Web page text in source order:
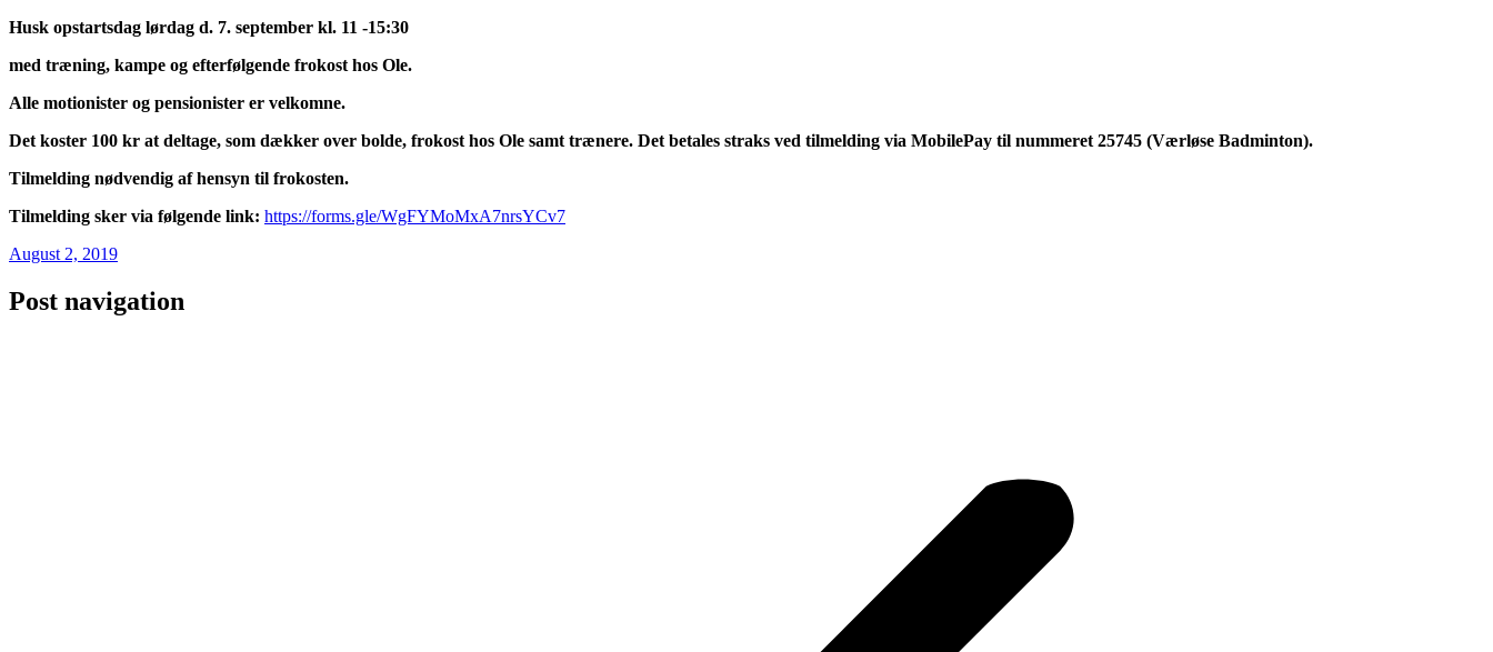
Husk opstartsdag lørdag d. 7. september kl. 11 -15:30
med træning, kampe og efterfølgende frokost hos Ole.
Alle motionister og pensionister er velkomne.
Det koster 100 kr at deltage, som dækker over bolde, frokost hos Ole samt trænere. Det betales straks ved tilmelding via MobilePay til nummeret 25745 (Værløse Badminton).
Tilmelding nødvendig af hensyn til frokosten.
Tilmelding sker via følgende link: https://forms.gle/WgFYMoMxA7nrsYCv7
August 2, 2019
Post navigation